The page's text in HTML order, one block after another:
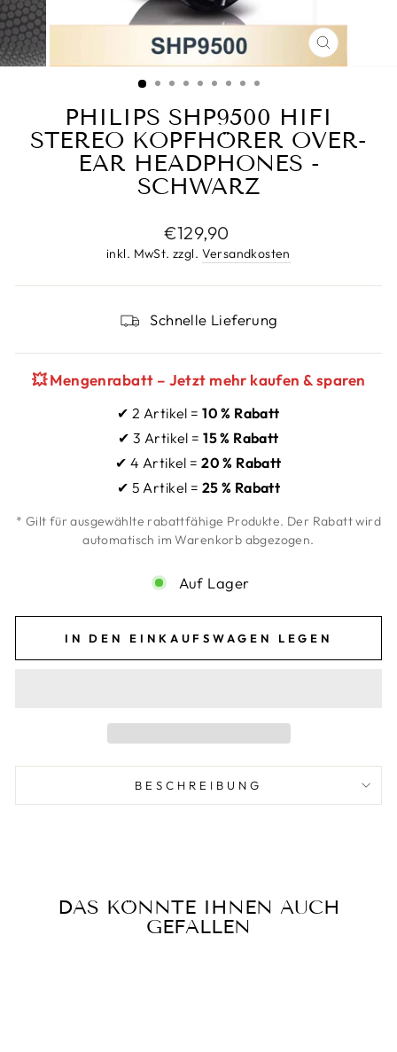
ESC)
PHILIPS SHP9500 HIFI
STEREO KOPFHÖRER OVER-
EAR HEADPHONES -
SCHWARZ
Normaler
Preis
€129,90
inkl. MwSt. zzgl. Versandkosten
Schnelle Lieferung
💥 Mengenrabatt – Jetzt mehr kaufen & sparen
✔ 2 Artikel =10 % Rabatt
✔ 3 Artikel =15 % Rabatt
✔ 4 Artikel =20 % Rabatt
✔ 5 Artikel = 25 % Rabatt
* Gilt für ausgewählte rabattfähige Produkte. Der Rabatt wird
automatisch im Warenkorb abgezogen.
Auf Lager
IN DEN EINKAUFSWAGEN LEGEN
BESCHREIBUNG
DAS KÖNNTE IHNEN AUCH
GEFALLEN